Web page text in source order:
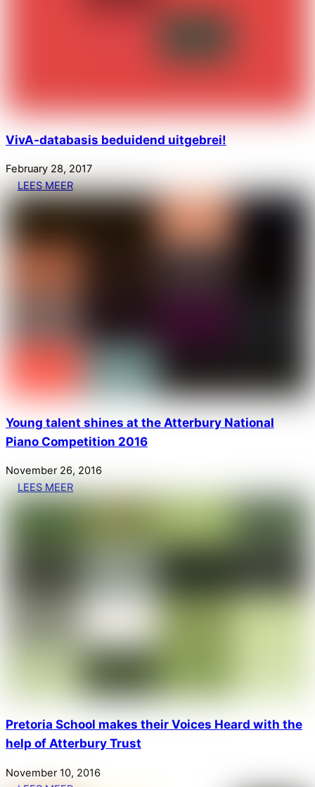
VivA-databasis beduidend uitgebrei!
February 28, 2017
LEES MEER
Young talent shines at the Atterbury National
Piano Competition 2016
November 26, 2016
LEES MEER
Pretoria School makes their Voices Heard with the
help of Atterbury Trust
November 10, 2016